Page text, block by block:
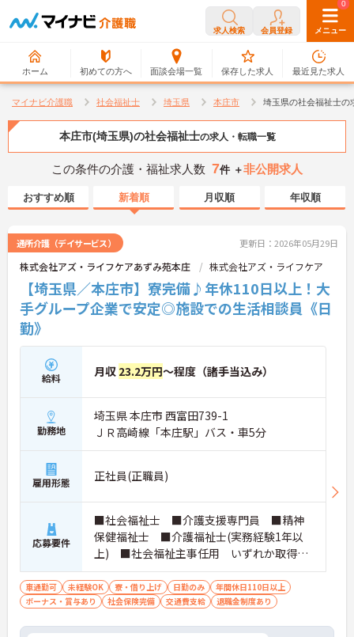
求人検索 会員登録 メニュー
ホーム 初めての方へ 面談会場一覧
0
保存した求人
0
最近見た求人
マイナビ介護職 社会福祉士 埼玉県 本庄市 埼玉県の社会福祉士の
本庄市(埼玉県)の社会福祉士の求人・転職一覧
この条件の介護・福祉求人数 7件 ＋非公開求人
おすすめ順 新着順 月収順 年収順
通所介護（デイサービス） 更新日：2026年05月29日
株式会社アズ・ライフケアあずみ苑本庄 株式会社アズ・ライフケア
【埼玉県／本庄市】寮完備♪年休110日以上！大
手グループ企業で安定◎施設での生活相談員《日
勤》
給料 月収 23.2万円～程度（諸手当込み）
勤務地
埼玉県 本庄市 西富田739-1
ＪＲ高崎線「本庄駅」バス・車5分
雇用形態 正社員(正職員)
応募要件
■社会福祉士 ■介護支援専門員 ■精神
保健福祉士 ■介護福祉士(実務経験1年以
上) ■社会福祉主事任用 いずれか取得さ
れている方 ■普通自動車免許をお持ちの
方 ※厚生労働大臣が定める科目を3科目以上
履修していることが成績証明書の提示にて
車通勤可 未経験OK 寮・借り上げ 日勤のみ
年間休日110日以上
ボーナス・賞与あり
社会保険完備 交通費支給 退職金制度あり